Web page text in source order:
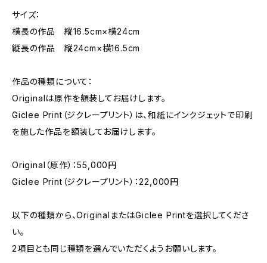
サイズ：
横長の作品 縦16.5cm×横24cm
縦長の作品 縦24cm×横16.5cm
作品の種類について：
Originalは原作を額装してお届けします。
Giclee Print（ジクレープリント）は、和紙にインクジェットで印刷
を施した作品を額装してお届けします。
Original（原作）：55,000円
Giclee Print（ジクレープリント）：22,000円
以下の種類から、OriginalまたはGiclee Printを選択してくださ
い。
2項目とも同じ種類を選んでいただくようお願いします。